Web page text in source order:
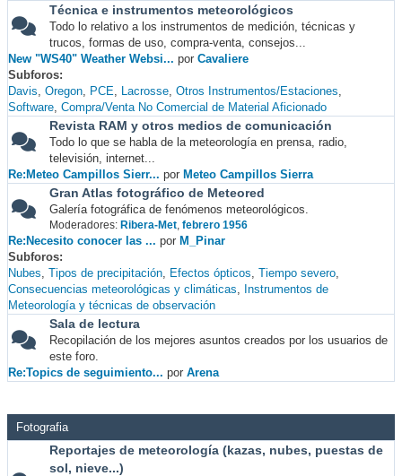
Técnica e instrumentos meteorológicos
Todo lo relativo a los instrumentos de medición, técnicas y
trucos, formas de uso, compra-venta, consejos...
New "WS40" Weather Websi... por Cavaliere
Subforos
Davis Oregon PCE Lacrosse Otros Instrumentos/Estaciones
Software Compra/Venta No Comercial de Material Aficionado
Revista RAM y otros medios de comunicación
Todo lo que se habla de la meteorología en prensa, radio,
televisión, internet...
Re:Meteo Campillos Sierr... por Meteo Campillos Sierra
Gran Atlas fotográfico de Meteored
Galería fotográfica de fenómenos meteorológicos.
Moderadores: Ribera-Met, febrero 1956
Re:Necesito conocer las ... por M_Pinar
Subforos
Nubes Tipos de precipitación Efectos ópticos Tiempo severo
Consecuencias meteorológicas y climáticas
Instrumentos de
Meteorología y técnicas de observación
Sala de lectura
Recopilación de los mejores asuntos creados por los usuarios de
este foro.
Re:Topics de seguimiento... por Arena
Fotografia
Reportajes de meteorología (kazas, nubes, puestas de
sol, nieve...)